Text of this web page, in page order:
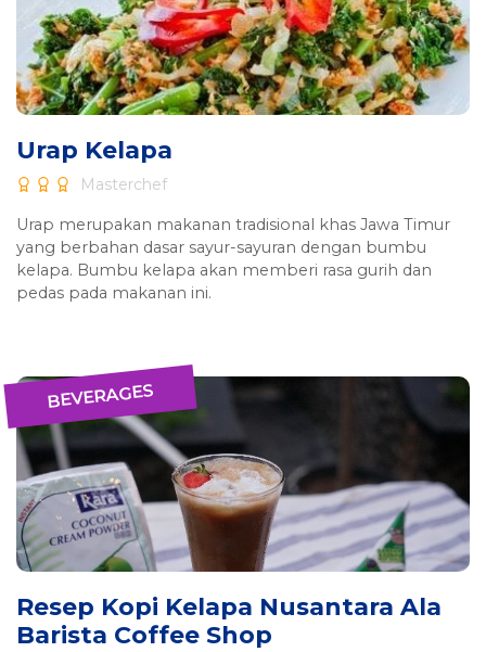
Urap Kelapa
Masterchef
Urap merupakan makanan tradisional khas Jawa Timur
yang berbahan dasar sayur-sayuran dengan bumbu
kelapa. Bumbu kelapa akan memberi rasa gurih dan
pedas pada makanan ini.
Resep Kopi Kelapa Nusantara Ala
Barista Coffee Shop
BEVERAGES